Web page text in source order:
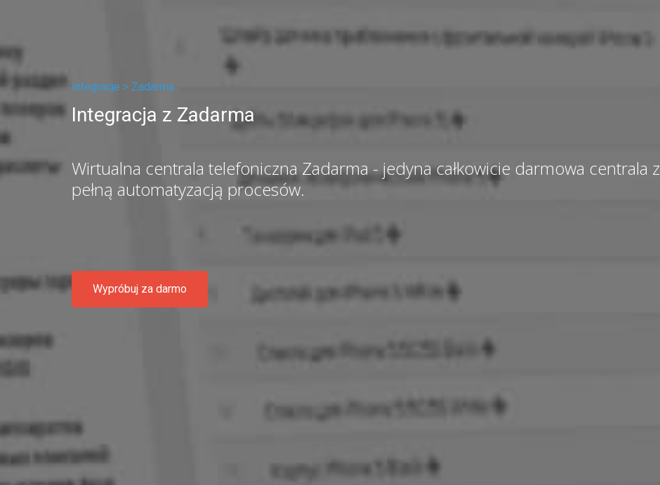
Integracje > Zadarma
Integracja z Zadarma
Wirtualna centrala telefoniczna Zadarma - jedyna całkowicie darmowa centrala z
pełną automatyzacją procesów.
Wypróbuj za darmo